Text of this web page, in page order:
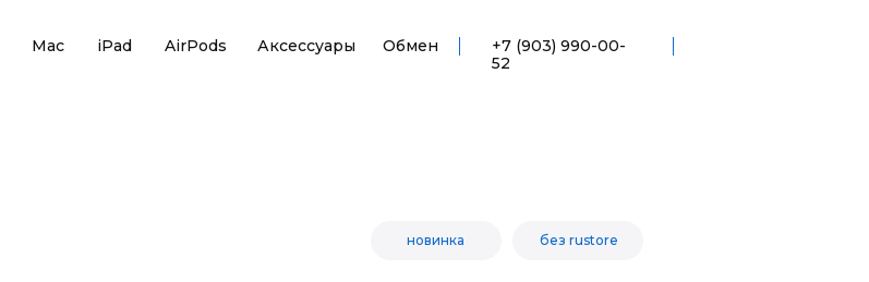
Mac iPad
+7 (903) 990-00-
52
AirPods Аксессуары Обмен
новинка без rustore